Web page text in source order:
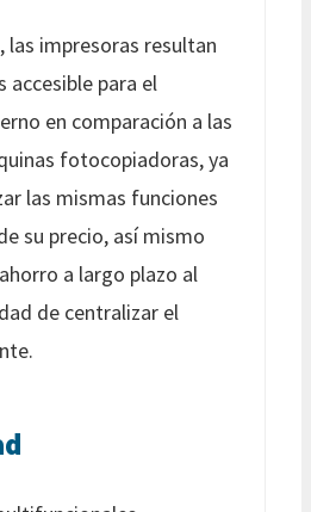
impresoras resultan
accesible para el
en comparación a las
fotocopiadoras, ya
las mismas funciones
su precio, así mismo
a largo plazo al
de centralizar el